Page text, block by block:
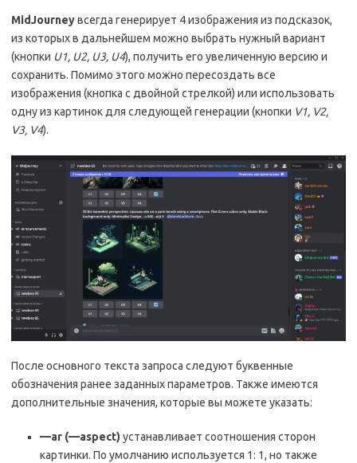
MidJourneyвсегда генерирует 4 изображения из подсказок,
из которых в дальнейшем можно выбрать нужный вариант
(кнопки U1, U2, U3, U4), получить его увеличенную версию и
сохранить. Помимо этого можно пересоздать все
изображения (кнопка с двойной стрелкой) или использовать
одну из картинок для следующей генерации (кнопки V1, V2,
V3, V4).
После основного текста запроса следуют буквенные
обозначения ранее заданных параметров. Также имеются
дополнительные значения, которые вы можете указать:
—ar (—aspect) устанавливает соотношения сторон
картинки. По умолчанию используется 1: 1, но также